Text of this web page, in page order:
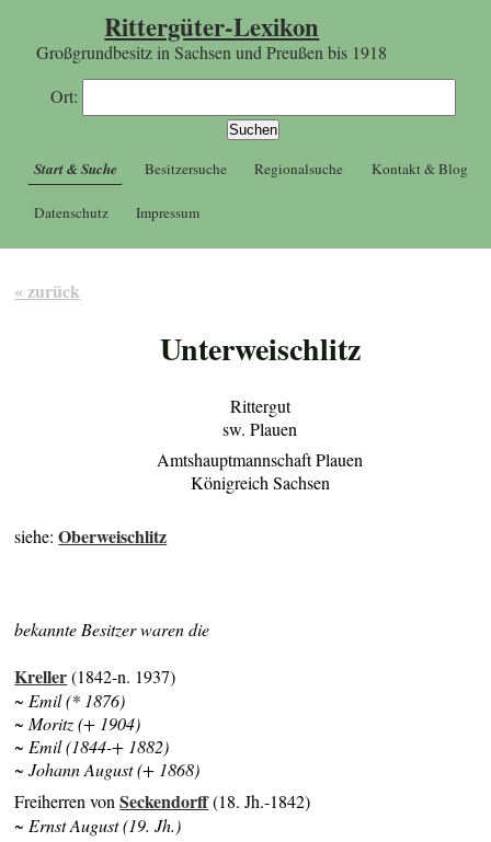
Rittergüter-Lexikon
Großgrundbesitz in Sachsen und Preußen bis 1918
Ort:
Start & Suche Besitzersuche Regionalsuche Kontakt & Blog
Datenschutz Impressum
« zurück
Unterweischlitz
Rittergut
sw. Plauen
Amtshauptmannschaft Plauen
Königreich Sachsen
siehe:Oberweischlitz
bekannte Besitzer waren die
Kreller(1842-n. 1937)
~ Emil (* 1876)
~ Moritz (+ 1904)
~ Emil (1844-+ 1882)
~ Johann August (+ 1868)
Freiherren vonSeckendorff(18. Jh.-1842)
~ Ernst August (19. Jh.)